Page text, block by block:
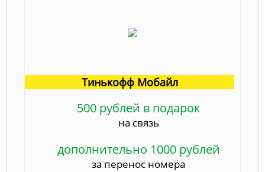
Тинькофф Мобайл
500 рублей в подарок
на связь
дополнительно 1000 рублей
за перенос номера